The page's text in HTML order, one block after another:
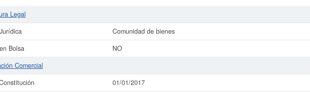
Legal
Comunidad de bienes
Bolsa
NO
Comercial
01/01/2017